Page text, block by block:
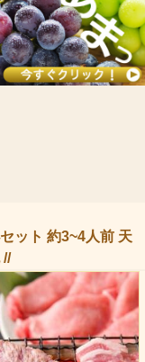
ット 約3~4人前 天
//